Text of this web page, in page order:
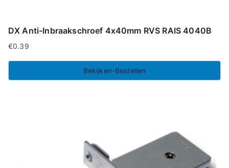
DX Anti-Inbraakschroef 4x40mm RVS RAIS 4040B
€0.39
Bekijken-Bestellen